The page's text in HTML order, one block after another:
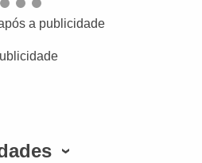
a publicidade